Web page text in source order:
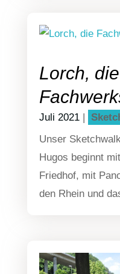
Lorch, die
Juli 2021|
Unser
Hugos beginnt
Fried­hof, mit
den Rhein und